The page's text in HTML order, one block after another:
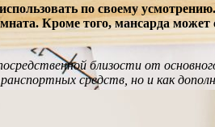
по своему
Кроме того, мансарда
близости от
средств, но и как